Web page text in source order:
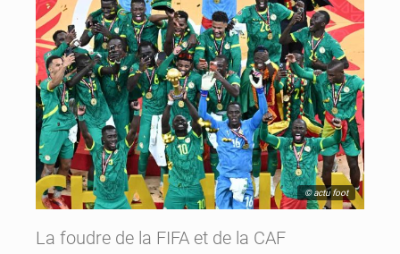
© actu foot
La foudre de la FIFA et de la CAF